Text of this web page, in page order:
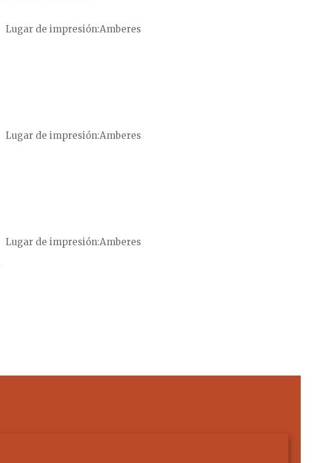
Lugar de impresión Amberes
Lugar de impresión Amberes
Lugar de impresión Amberes